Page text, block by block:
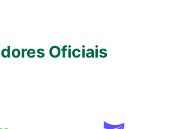
Oficiais